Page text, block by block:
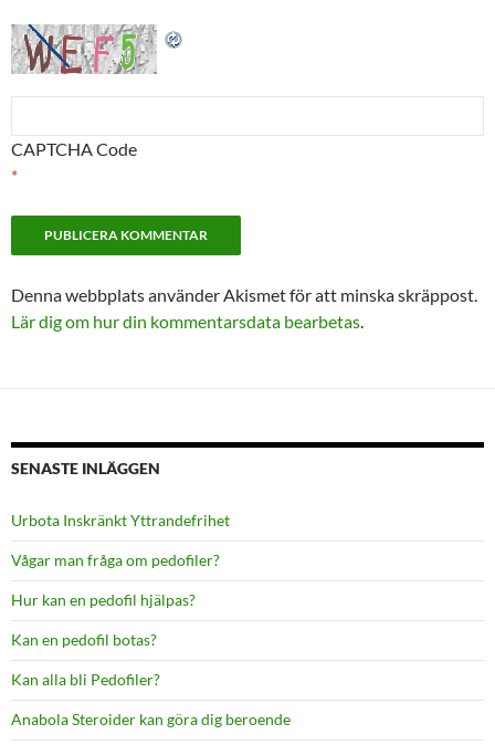
CAPTCHA Code
*
Denna webbplats använder Akismet för att minska skräppost.
Lär dig om hur din kommentarsdata bearbetas
SENASTE INLÄGGEN
Urbota Inskränkt Yttrandefrihet
Vågar man fråga om pedofiler?
Hur kan en pedofil hjälpas?
Kan en pedofil botas?
Kan alla bli Pedofiler?
Anabola Steroider kan göra dig beroende